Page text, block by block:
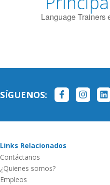
Language Trainers
SÍGUENOS:
Links Relacionados
Contáctanos
¿Quienes somos?
Empleos